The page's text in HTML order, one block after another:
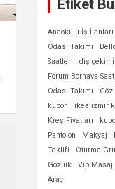
Etiket
Anaokulu İş İlanları
Odası Takımı
Saatleri
diş çekimi
Forum Bornava
Odası Takımı
kupon
ikea izmir
Kreş Fiyatları
Pantolon
Makyaj
Teklifi
Oturma
Gözlük
Vip Masaj
Araç